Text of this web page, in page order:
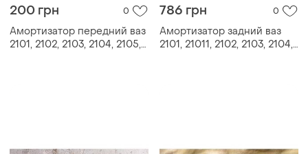
200 грн 0
Амортизатор передний ваз
2101, 2102, 2103, 2104, 2105,
786 грн 0
Амортизатор задний ваз
2101, 21011, 2102, 2103, 2104,